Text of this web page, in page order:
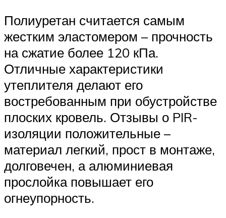
Полиуретан считается самым
жестким эластомером – прочность
на сжатие более 120 кПа.
Отличные характеристики
утеплителя делают его
востребованным при обустройстве
плоских кровель. Отзывы о PIR-
изоляции положительные –
материал легкий, прост в монтаже,
долговечен, а алюминиевая
прослойка повышает его
огнеупорность.